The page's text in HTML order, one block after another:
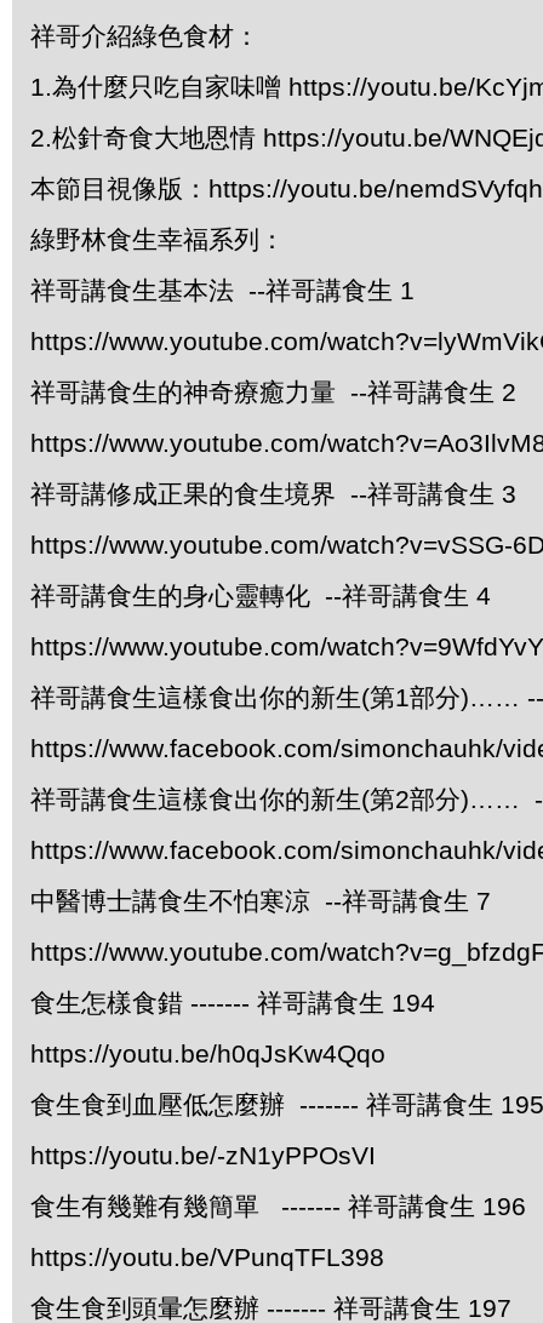
祥哥介紹綠色食材：
1.為什麼只吃自家味噌 https://youtu.be/
2.松針奇食大地恩情 https://youtu.be/
本節目視像版：https://youtu.be/
綠野林食生幸福系列：
祥哥講食生基本法 --祥哥講食生 1
https://www.youtube.com/
祥哥講食生的神奇療癒力量 --祥哥講食生 2
https://www.youtube.com/
祥哥講修成正果的食生境界 --祥哥講食生 3
https://www.youtube.com/watch?v=vSSG-
祥哥講食生的身心靈轉化 --祥哥講食生 4
https://www.youtube.com/
祥哥講食生這樣食出你的新生(第1部分)……
https://www.facebook.com/simonchauhk/
祥哥講食生這樣食出你的新生(第2部分)……
https://www.facebook.com/simonchauhk/
中醫博士講食生不怕寒涼 --祥哥講食生 7
https://www.youtube.com/
食生怎樣食錯 ------- 祥哥講食生 194
https://youtu.be/h0qJsKw4Qqo
食生食到血壓低怎麼辦 ------- 祥哥講食生 195
https://youtu.be/-zN1yPPOsVI
食生有幾難有幾簡單 ------- 祥哥講食生 196
https://youtu.be/VPunqTFL398
食生食到頭暈怎麼辦 ------- 祥哥講食生 197